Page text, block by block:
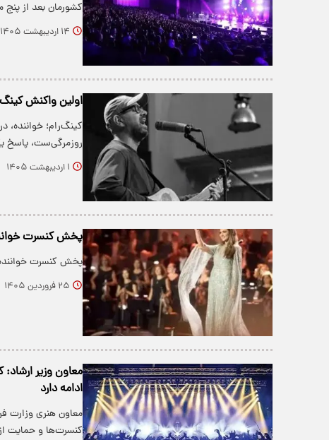
کشورمان بعد از
۱۴ اردیبهشت ۱۴۰۵
اولین واکنش
کینگ‌رام؛
روزمرگی‌ست، پاسخ
۱ اردیبهشت ۱۴۰۵
پخش کنسرت
پخش کنسرت
۲۵ فروردین ۱۴۰۵
معاون وزیر
ادامه دارد
معاون هنری وزارت
کنسرت‌ها و حمایت